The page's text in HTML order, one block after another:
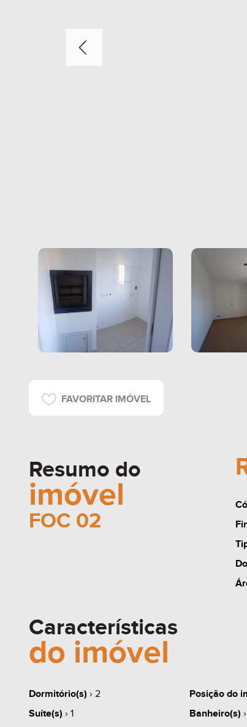
FAVORITAR IMÓVEL
Resumo do
imóvel
FOC 02
Características
do imóvel
Dormitório(s) › 2 Posição do
Suíte(s) › 1 Banheiro(s)